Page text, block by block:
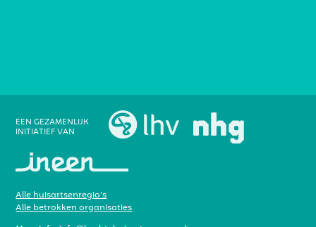
EEN GEZAMENLIJK
INITIATIEF VAN
Alle huisartsenregio’s
Alle betrokken organisaties